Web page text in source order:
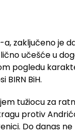
zaključeno je
učešće u
pogledu
BiH.
tužiocu za
protiv
Do danas